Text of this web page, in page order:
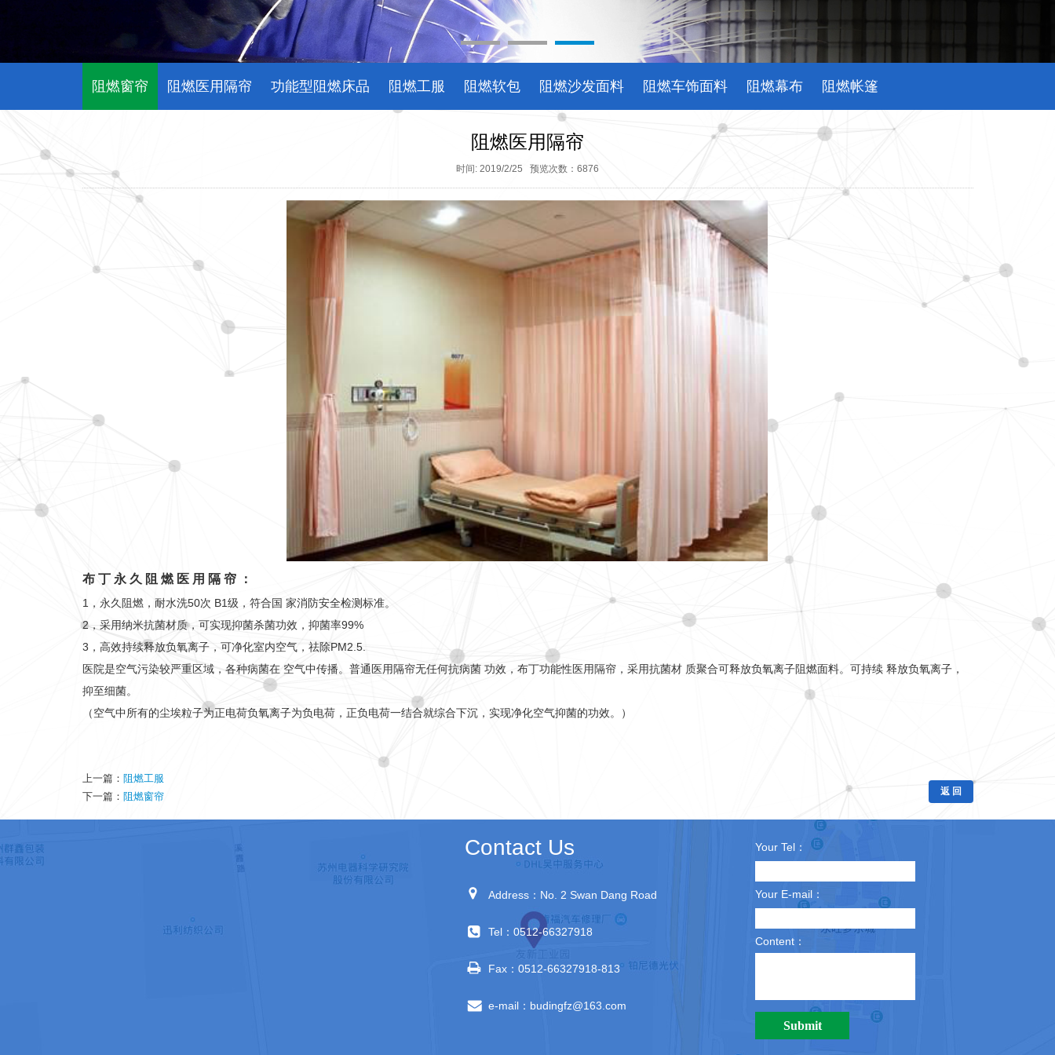
阻燃窗帘 阻燃医用隔帘 功能型阻燃床品 阻燃工服 阻燃软包 阻燃沙发面料 阻燃车饰面料 阻燃幕布 阻燃帐篷
阻燃医用隔帘
时间: 2019/2/25 预览次数：6876
布 丁 永 久 阻 燃 医 用 隔 帘 ：
1，永久阻燃，耐水洗50次 B1级，符合国 家消防安全检测标准。
2，采用纳米抗菌材质，可实现抑菌杀菌功效，抑菌率99%
3，高效持续释放负氧离子，可净化室内空气，祛除PM2.5.
医院是空气污染较严重区域，各种病菌在 空气中传播。普通医用隔帘无任何抗病菌 功效，布丁功能性医用隔帘，采用抗菌材 质聚合可释放负氧离子阻燃面料。可持续 释放负氧离子，
抑至细菌。
（空气中所有的尘埃粒子为正电荷负氧离子为负电荷，正负电荷一结合就综合下沉，实现净化空气抑菌的功效。）
上一篇： 阻燃工服
下一篇： 阻燃窗帘 返 回
Contact Us
Address：No. 2 Swan Dang Road
Tel：0512-66327918
Fax：0512-66327918-813
e-mail：budingfz@163.com
Your Tel：
Your E-mail：
Content：